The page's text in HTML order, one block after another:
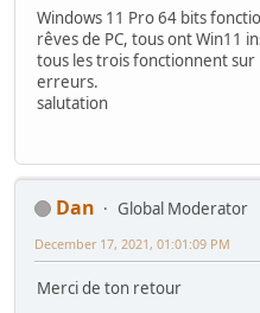
Windows 11 Pro 64 bits
rêves de PC, tous ont Win11
tous les trois fonctionnent
erreurs.
salutation
Dan
Global Moderator
December 17, 2021, 01:01:09 PM
Merci de ton retour